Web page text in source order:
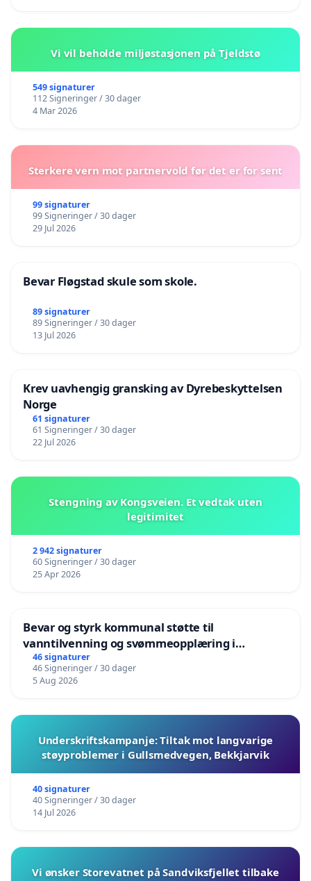
Vi vil beholde miljøstasjonen på Tjeldstø
549 signaturer
112 Signeringer / 30 dager
4 Mar 2026
Sterkere vern mot partnervold før det er for sent
99 signaturer
99 Signeringer / 30 dager
29 Jul 2026
Bevar Fløgstad skule som skole.
89 signaturer
89 Signeringer / 30 dager
13 Jul 2026
Krev uavhengig gransking av Dyrebeskyttelsen
Norge
61 signaturer
61 Signeringer / 30 dager
22 Jul 2026
Stengning av Kongsveien. Et vedtak uten
legitimitet
2 942 signaturer
60 Signeringer / 30 dager
25 Apr 2026
Bevar og styrk kommunal støtte til
vanntilvenning og svømmeopplæring i
barnehagene i Haugesund
46 signaturer
46 Signeringer / 30 dager
5 Aug 2026
Underskriftskampanje: Tiltak mot langvarige
støyproblemer i Gullsmedvegen, Bekkjarvik
40 signaturer
40 Signeringer / 30 dager
14 Jul 2026
Vi ønsker Storevatnet på Sandviksfjellet tilbake